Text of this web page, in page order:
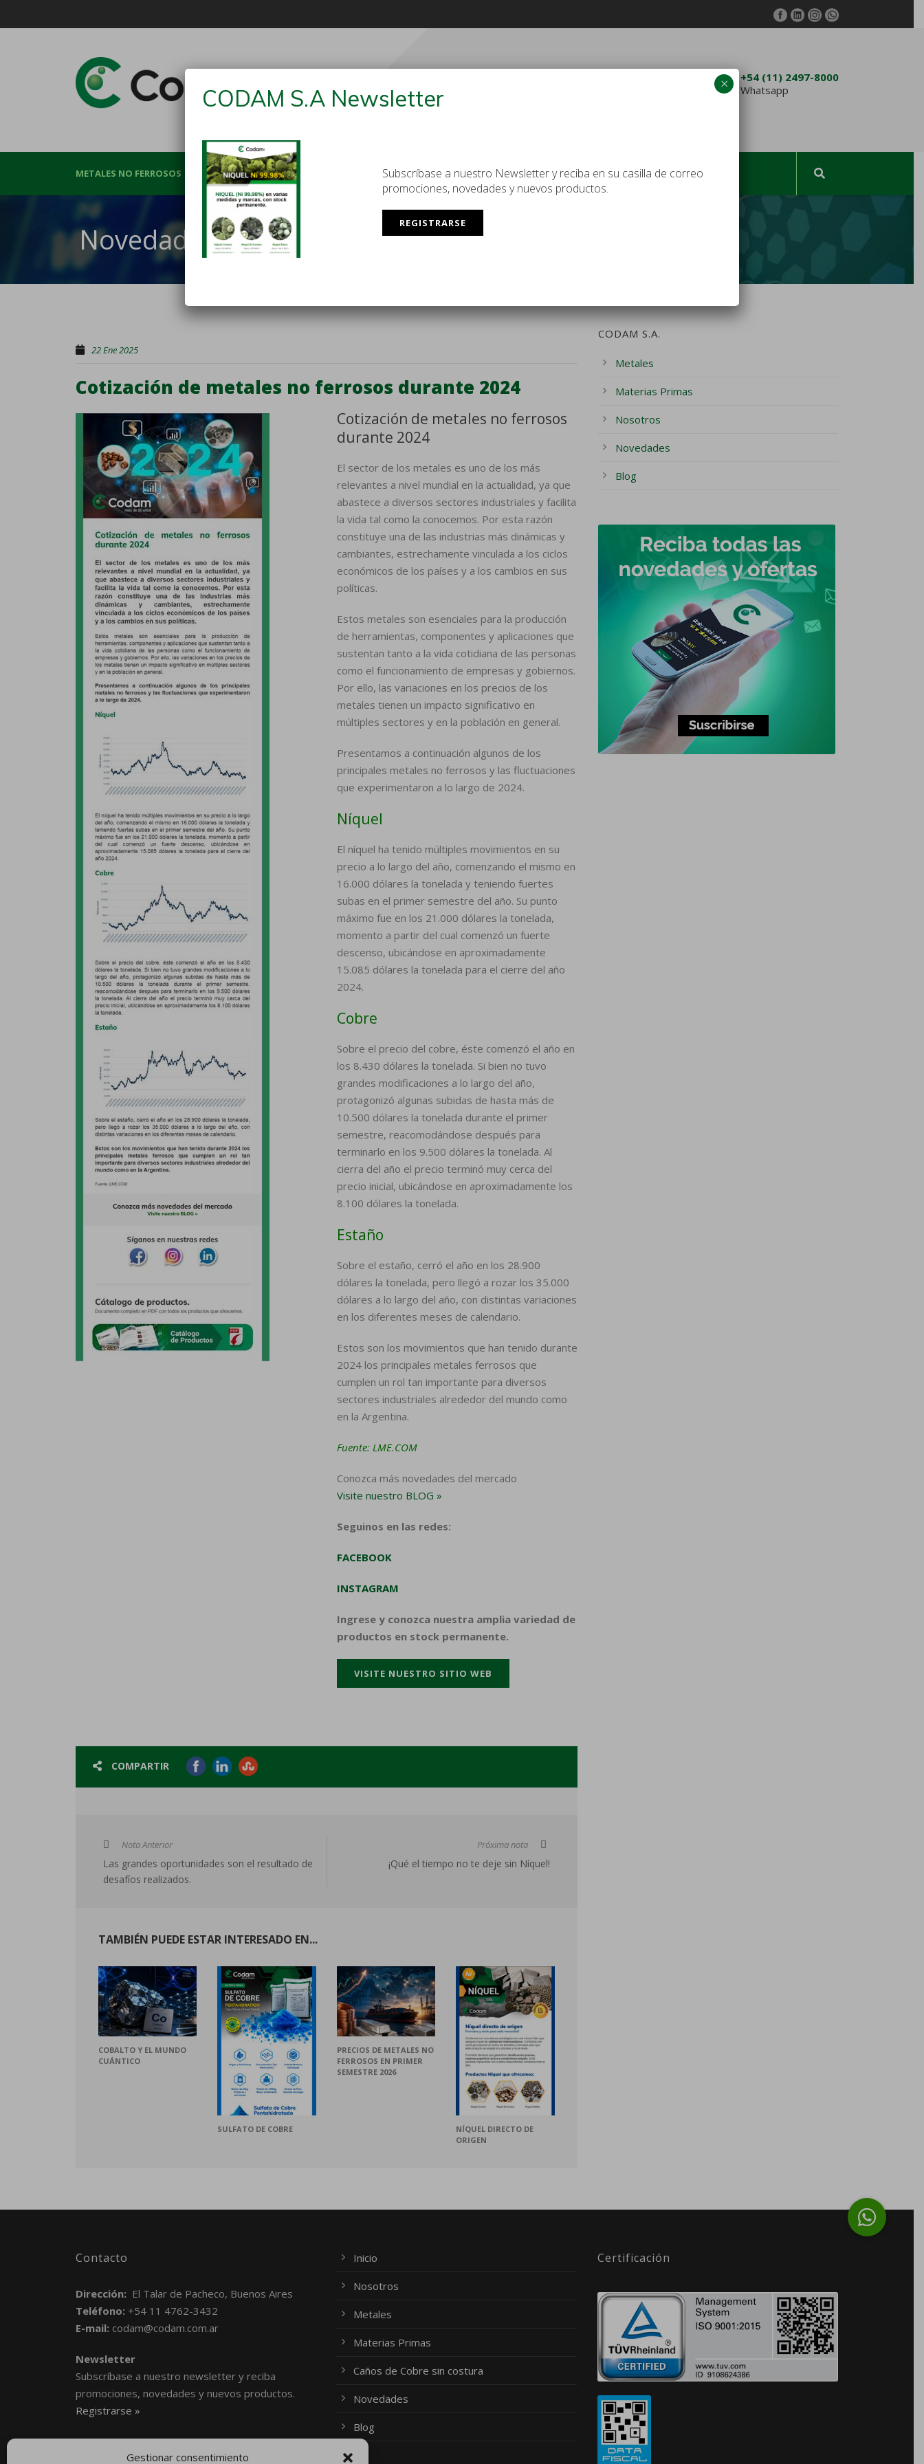
Gestionar consentimiento
08:00 - 17:00 / UTC-03:00
+54 (11) 2497-8000
Whatsapp
METALES NO FERROSOS MATERIAS PRIMAS OTROS NOSOTROS BLOG CONTACTO ESPAÑOL
Novedades
22 Ene 2025
Cotización de metales no ferrosos durante 2024
Cotización de metales no ferrosos
durante 2024
El sector de los metales es uno de los más
relevantes a nivel mundial en la actualidad, ya que
abastece a diversos sectores industriales y facilita
la vida tal como la conocemos. Por esta razón
constituye una de las industrias más dinámicas y
cambiantes, estrechamente vinculada a los ciclos
económicos de los países y a los cambios en sus
políticas.
Estos metales son esenciales para la producción
de herramientas, componentes y aplicaciones que
sustentan tanto a la vida cotidiana de las personas
como el funcionamiento de empresas y gobiernos.
Por ello, las variaciones en los precios de los
metales tienen un impacto significativo en
múltiples sectores y en la población en general.
Presentamos a continuación algunos de los
principales metales no ferrosos y las fluctuaciones
que experimentaron a lo largo de 2024.
Níquel
El níquel ha tenido múltiples movimientos en su
precio a lo largo del año, comenzando el mismo en
16.000 dólares la tonelada y teniendo fuertes
subas en el primer semestre del año. Su punto
máximo fue en los 21.000 dólares la tonelada,
momento a partir del cual comenzó un fuerte
descenso, ubicándose en aproximadamente
15.085 dólares la tonelada para el cierre del año
2024.
Cobre
Sobre el precio del cobre, éste comenzó el año en
los 8.430 dólares la tonelada. Si bien no tuvo
grandes modificaciones a lo largo del año,
protagonizó algunas subidas de hasta más de
10.500 dólares la tonelada durante el primer
semestre, reacomodándose después para
terminarlo en los 9.500 dólares la tonelada. Al
cierra del año el precio terminó muy cerca del
precio inicial, ubicándose en aproximadamente los
8.100 dólares la tonelada.
Estaño
Sobre el estaño, cerró el año en los 28.900
dólares la tonelada, pero llegó a rozar los 35.000
dólares a lo largo del año, con distintas variaciones
en los diferentes meses de calendario.
Estos son los movimientos que han tenido durante
2024 los principales metales ferrosos que
cumplen un rol tan importante para diversos
sectores industriales alrededor del mundo como
en la Argentina.
Fuente: LME.COM
Conozca más novedades del mercado
Visite nuestro BLOG »
Seguinos en las redes:
FACEBOOK
INSTAGRAM
Ingrese y conozca nuestra amplia variedad de
productos en stock permanente.
VISITE NUESTRO SITIO WEB
COMPARTIR
Nota Anterior
Las grandes oportunidades son el resultado de
desafíos realizados.
Próxima nota
¡Qué el tiempo no te deje sin Níquel!
TAMBIÉN PUEDE ESTAR INTERESADO EN...
COBALTO Y EL MUNDO
CUÁNTICO
SULFATO DE COBRE
PRECIOS DE METALES NO
FERROSOS EN PRIMER
SEMESTRE 2026
NÍQUEL DIRECTO DE
ORIGEN
CODAM S.A.
Metales
Materias Primas
Nosotros
Novedades
Blog
Contacto
Dirección: El Talar de Pacheco, Buenos Aires
Teléfono: +54 11 4762-3432
E-mail: codam@codam.com.ar
Newsletter
Subscríbase a nuestro newsletter y reciba
promociones, novedades y nuevos productos.
Registrarse »
Inicio
Nosotros
Metales
Materias Primas
Caños de Cobre sin costura
Novedades
Blog
Certificación
CODAM S.A Newsletter
Subscríbase a nuestro Newsletter y reciba en su casilla de correo
promociones, novedades y nuevos productos.
REGISTRARSE
×